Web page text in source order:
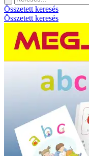
Összetett keresés
Összetett keresés